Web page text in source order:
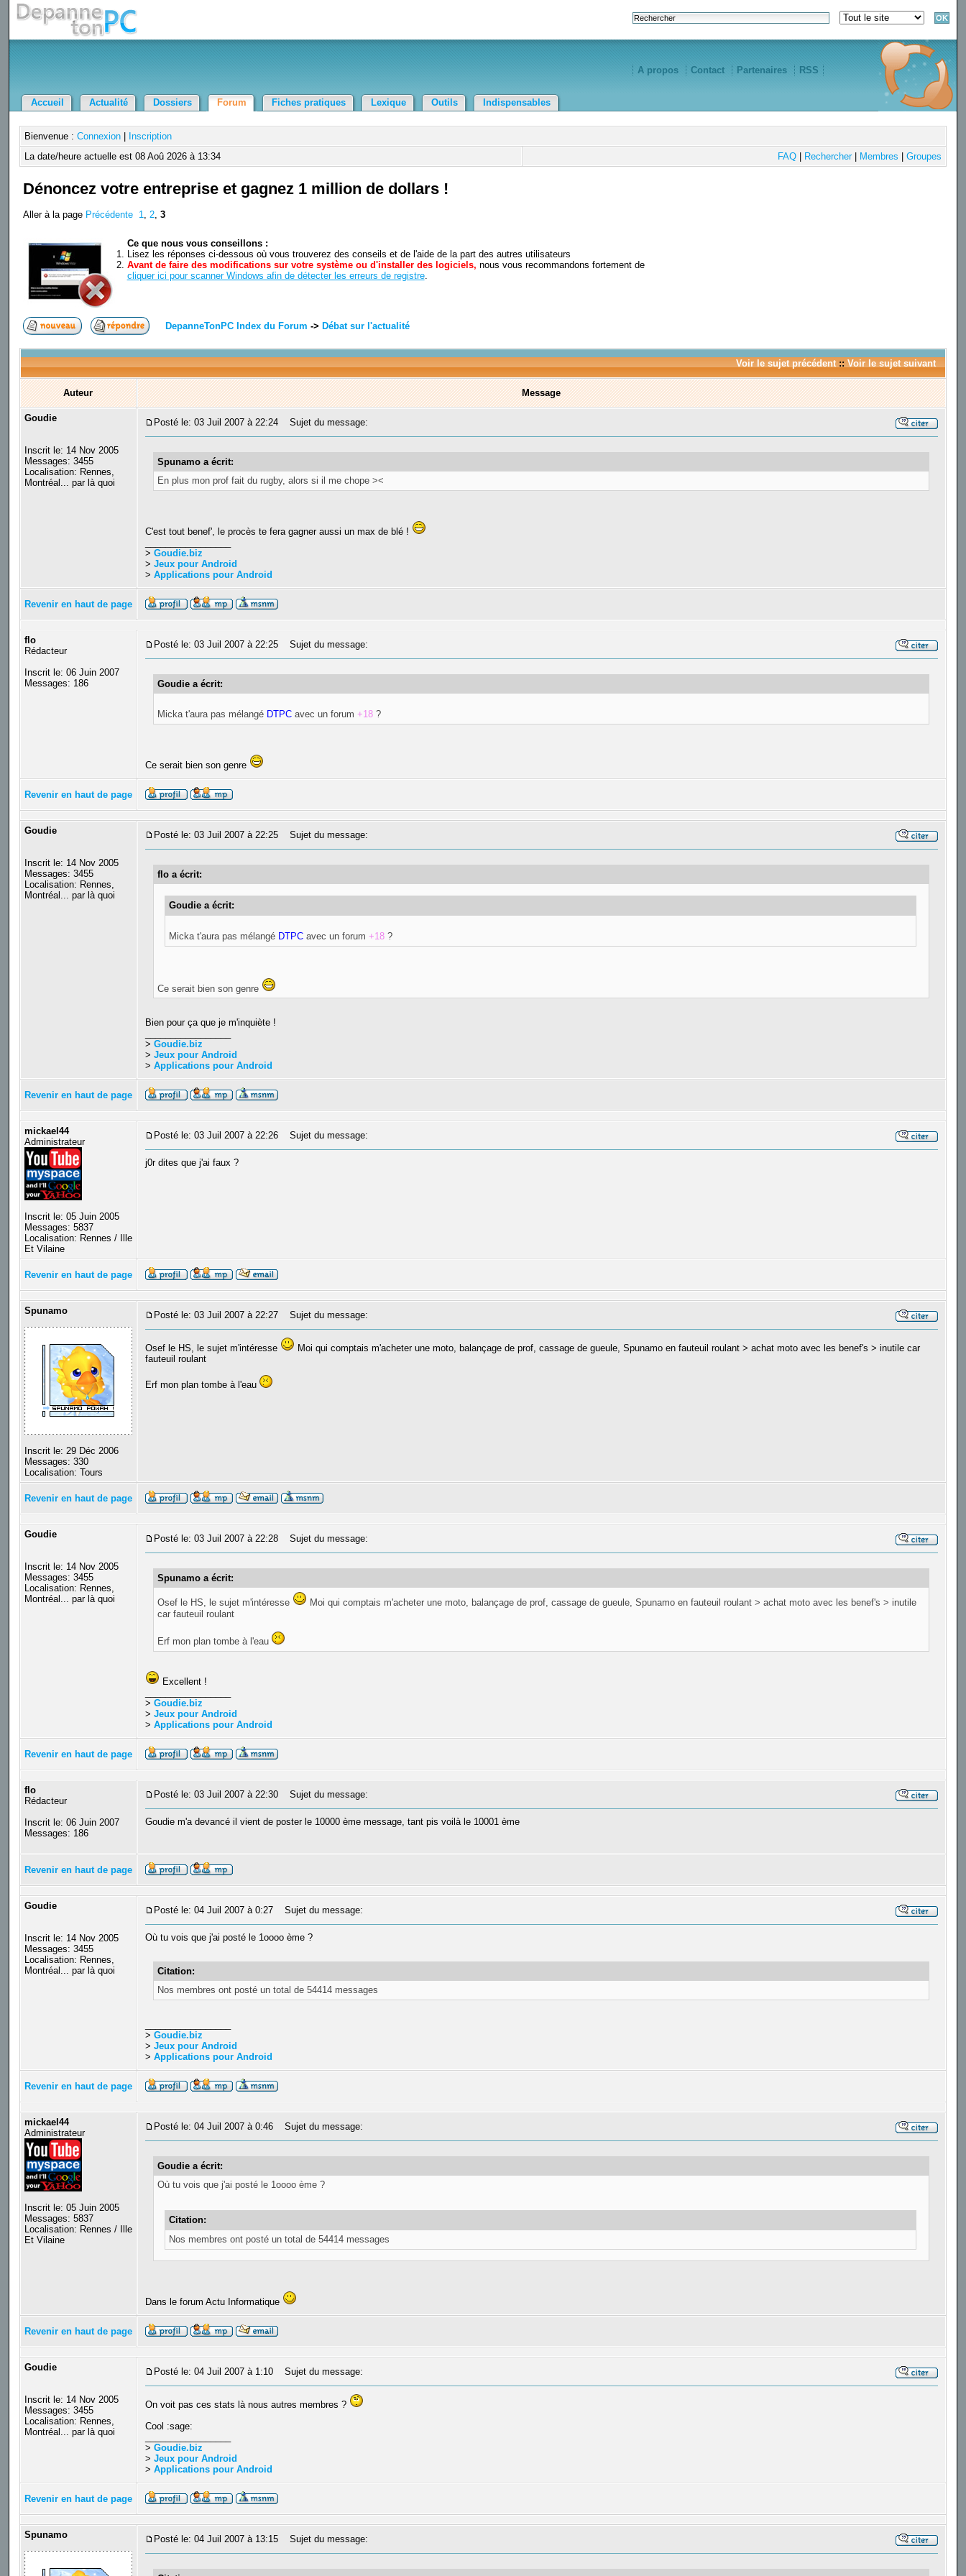
A propos Contact Partenaires RSS
Accueil Actualité Dossiers Forum Fiches pratiques Lexique Outils Indispensables
Bienvenue : Connexion|
Inscription
La date/heure actuelle est 08 Aoû 2026 à 13:34
FAQ| Rechercher| Membres Groupes
Dénoncez votre entreprise et gagnez 1 million de dollars !
Aller à la page Précédente 1, 2, 3
Ce que nous vous conseillons :
Lisez les réponses ci-dessous où vous trouverez des conseils et de l'aide de la part des autres utilisateurs
Avant de faire des modifications sur votre système ou d'installer des logiciels, nous vous recommandons fortement de
cliquer ici pour scanner Windows afin de détecter les erreurs de registre.
DepanneTonPC Index du Forum -> Débat sur l'actualité
Voir le sujet précédent:: Voir le sujet suivant
Auteur Message
Goudie
Inscrit le: 14 Nov 2005
Messages: 3455
Localisation: Rennes,
Montréal... par là quoi
Posté le: 03 Juil 2007 à 22:24 Sujet du message:
Spunamo a écrit:
En plus mon prof fait du rugby, alors si il me chope ><
C'est tout benef', le procès te fera gagner aussi un max de blé !
> Goudie.biz
> Jeux pour Android
> Applications pour Android
Revenir en haut de page
flo
Rédacteur
Inscrit le: 06 Juin 2007
Messages: 186
Posté le: 03 Juil 2007 à 22:25 Sujet du message:
Goudie a écrit:
Micka t'aura pas mélangé DTPCavec un forum +18?
Ce serait bien son genre
Revenir en haut de page
Goudie
Inscrit le: 14 Nov 2005
Messages: 3455
Localisation: Rennes,
Montréal... par là quoi
Posté le: 03 Juil 2007 à 22:25 Sujet du message:
flo a écrit:
Goudie a écrit:
Micka t'aura pas mélangé DTPC avec un forum+18 ?
Ce serait bien son genre
Bien pour ça que je m'inquiète !
> Goudie.biz
> Jeux pour Android
> Applications pour Android
Revenir en haut de page
mickael44
Administrateur
Inscrit le: 05 Juin 2005
Messages: 5837
Localisation: Rennes / Ille
Et Vilaine
Posté le: 03 Juil 2007 à 22:26 Sujet du message:
j0r dites que j'ai faux ?
Revenir en haut de page
Spunamo
Inscrit le: 29 Déc 2006
Messages: 330
Localisation: Tours
Posté le: 03 Juil 2007 à 22:27 Sujet du message:
Osef le HS, le sujet m'intéresse
Moi qui comptais m'acheter une moto, balançage de prof, cassage de gueule, Spunamo en fauteuil roulant > achat moto avec les benef's > inutile car
fauteuil roulant
Erf mon plan tombe à l'eau
Revenir en haut de page
Goudie
Inscrit le: 14 Nov 2005
Messages: 3455
Localisation: Rennes,
Montréal... par là quoi
Posté le: 03 Juil 2007 à 22:28 Sujet du message:
Spunamo a écrit:
Osef le HS, le sujet m'intéresse
Moi qui comptais m'acheter une moto, balançage de prof, cassage de gueule, Spunamo en fauteuil roulant > achat moto avec les benef's > inutile
car fauteuil roulant
Erf mon plan tombe à l'eau
Excellent !
> Goudie.biz
> Jeux pour Android
> Applications pour Android
Revenir en haut de page
flo
Rédacteur
Inscrit le: 06 Juin 2007
Messages: 186
Posté le: 03 Juil 2007 à 22:30 Sujet du message:
Goudie m'a devancé il vient de poster le 10000 ème message, tant pis voilà le 10001 ème
Revenir en haut de page
Goudie
Inscrit le: 14 Nov 2005
Messages: 3455
Localisation: Rennes,
Montréal... par là quoi
Posté le: 04 Juil 2007 à 0:27 Sujet du message:
Où tu vois que j'ai posté le 1oooo ème ?
Citation:
Nos membres ont posté un total de 54414 messages
> Goudie.biz
> Jeux pour Android
> Applications pour Android
Revenir en haut de page
mickael44
Administrateur
Inscrit le: 05 Juin 2005
Messages: 5837
Localisation: Rennes / Ille
Et Vilaine
Posté le: 04 Juil 2007 à 0:46 Sujet du message:
Goudie a écrit:
Où tu vois que j'ai posté le 1oooo ème ?
Citation:
Nos membres ont posté un total de 54414 messages
Dans le forum Actu Informatique
Revenir en haut de page
Goudie
Inscrit le: 14 Nov 2005
Messages: 3455
Localisation: Rennes,
Montréal... par là quoi
Posté le: 04 Juil 2007 à 1:10 Sujet du message:
On voit pas ces stats là nous autres membres ?
Cool :sage:
> Goudie.biz
> Jeux pour Android
> Applications pour Android
Revenir en haut de page
Spunamo Posté le: 04 Juil 2007 à 13:15 Sujet du message: